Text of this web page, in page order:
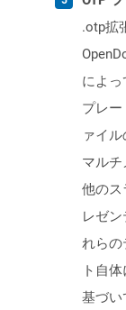
.otp拡
によ
プレ
ァイ
マル
他のス
レゼ
れらの
ト自
基づい